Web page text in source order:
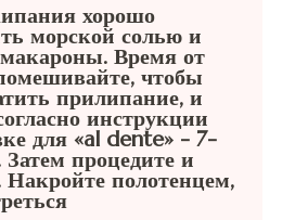
хорошо
морской солью и
Время от
чтобы
прилипание, и
инструкции
для «al dente» - 7-
процедите и
Накройте полотенцем,